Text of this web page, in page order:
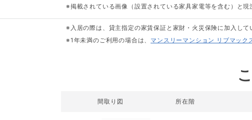
※掲載されている画像（設置されている家具家電等を含む）と現
※入居の際は、貸主指定の家賃保証と家財・火災保険に加入して
※1年未満のご利用の場合は、 マンスリーマンション リブマック
間取り図 所在階